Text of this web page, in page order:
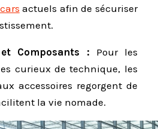
actuels afin de sécuriser
Composants : Pour les
curieux de technique, les
accessoires regorgent de
la vie nomade.